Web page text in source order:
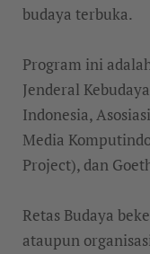
budaya terbuka.
Program ini
Jenderal
Indonesia,
Media
Project), dan
Retas Budaya
ataupun